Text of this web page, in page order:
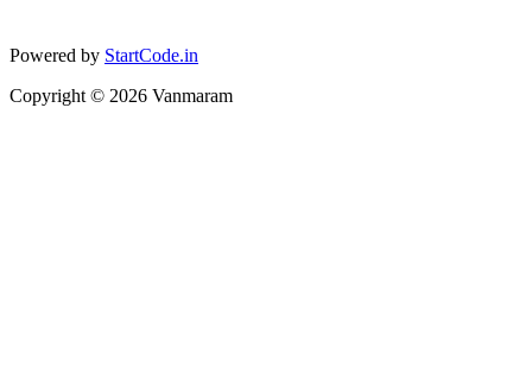
Powered by StartCode.in
Copyright © 2026 Vanmaram